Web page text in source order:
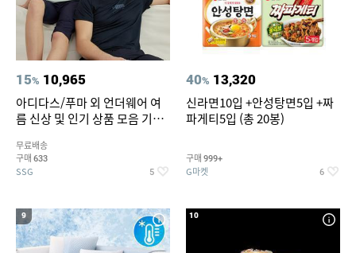
15% 10,965
아디다스/푸마 외 언더웨어 여
름 신상 및 인기 상품 모음 기획
무료배송
구매 633
SSG 5
40% 13,320
신라면10입 +안성탕면5입 +짜
파게티5입 (총 20봉)
구매 999+
G마켓 6
9 10